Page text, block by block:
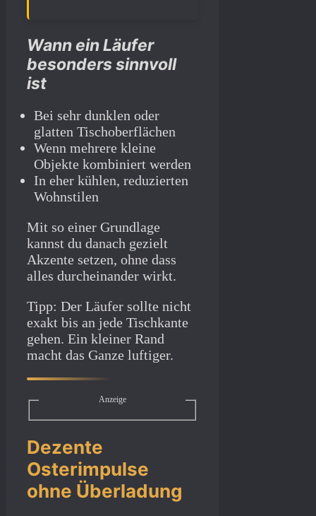
Wann ein Läufer
besonders sinnvoll
ist
Bei sehr dunklen oder
glatten Tischoberflächen
Wenn mehrere kleine
Objekte kombiniert werden
In eher kühlen, reduzierten
Wohnstilen
Mit so einer Grundlage
kannst du danach gezielt
Akzente setzen, ohne dass
alles durcheinander wirkt.
Tipp: Der Läufer sollte nicht
exakt bis an jede Tischkante
gehen. Ein kleiner Rand
macht das Ganze luftiger.
Anzeige
Dezente
Osterimpulse
ohne Überladung